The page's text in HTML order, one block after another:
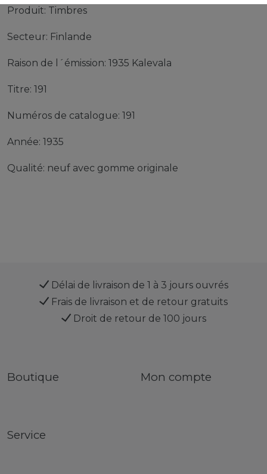
Produit: Timbres
Secteur: Finlande
Raison de l´émission: 1935 Kalevala
Titre: 191
Numéros de catalogue: 191
Année: 1935
Qualité: neuf avec gomme originale
Délai de livraison de 1 à 3 jours ouvrés
Frais de livraison et de retour gratuits
Droit de retour de 100 jours
Boutique Mon compte
Service